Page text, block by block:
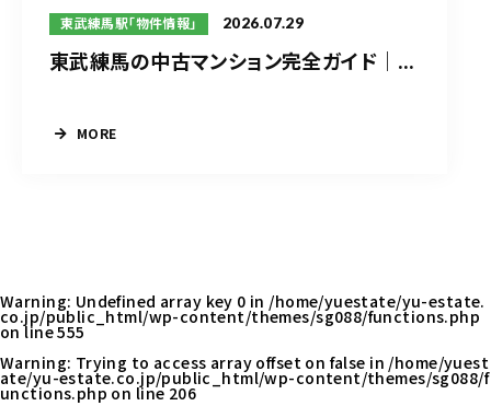
東武練馬駅「物件情報」 2026.07.29
東武練馬の中古マンション完全ガイド｜...
MORE
Warning: Undefined array key 0 in /home/yuestate/yu-estate.
co.jp/public_html/wp-content/themes/sg088/functions.php
on line555
Warning: Trying to access array offset on false in /home/yuest
ate/yu-estate.co.jp/public_html/wp-content/themes/sg088/f
unctions.php on line 206